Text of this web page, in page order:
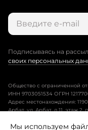
Подписываясь на
своих персональных
Общество с ограниченной
ИНН 9703051534 ОГРН
Адрес местонахождения:
Арбат, ул. Арбат, д.11, этаж 2,
Мы используем